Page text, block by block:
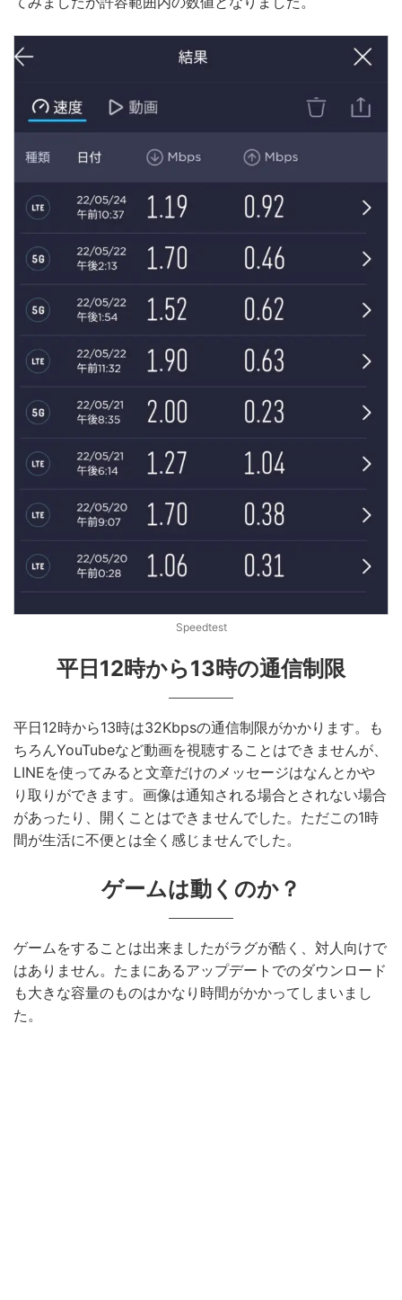
Speedtest
平日12時から13時の通信制限
平日12時から13時は32Kbpsの通信制限がかかります。も
ちろんYouTubeなど動画を視聴することはできませんが、
LINEを使ってみると文章だけのメッセージはなんとかや
り取りができます。画像は通知される場合とされない場合
があったり、開くことはできませんでした。ただこの1時
間が生活に不便とは全く感じませんでした。
ゲームは動くのか？
ゲームをすることは出来ましたがラグが酷く、対人向けで
はありません。たまにあるアップデートでのダウンロード
も大きな容量のものはかなり時間がかかってしまいまし
た。